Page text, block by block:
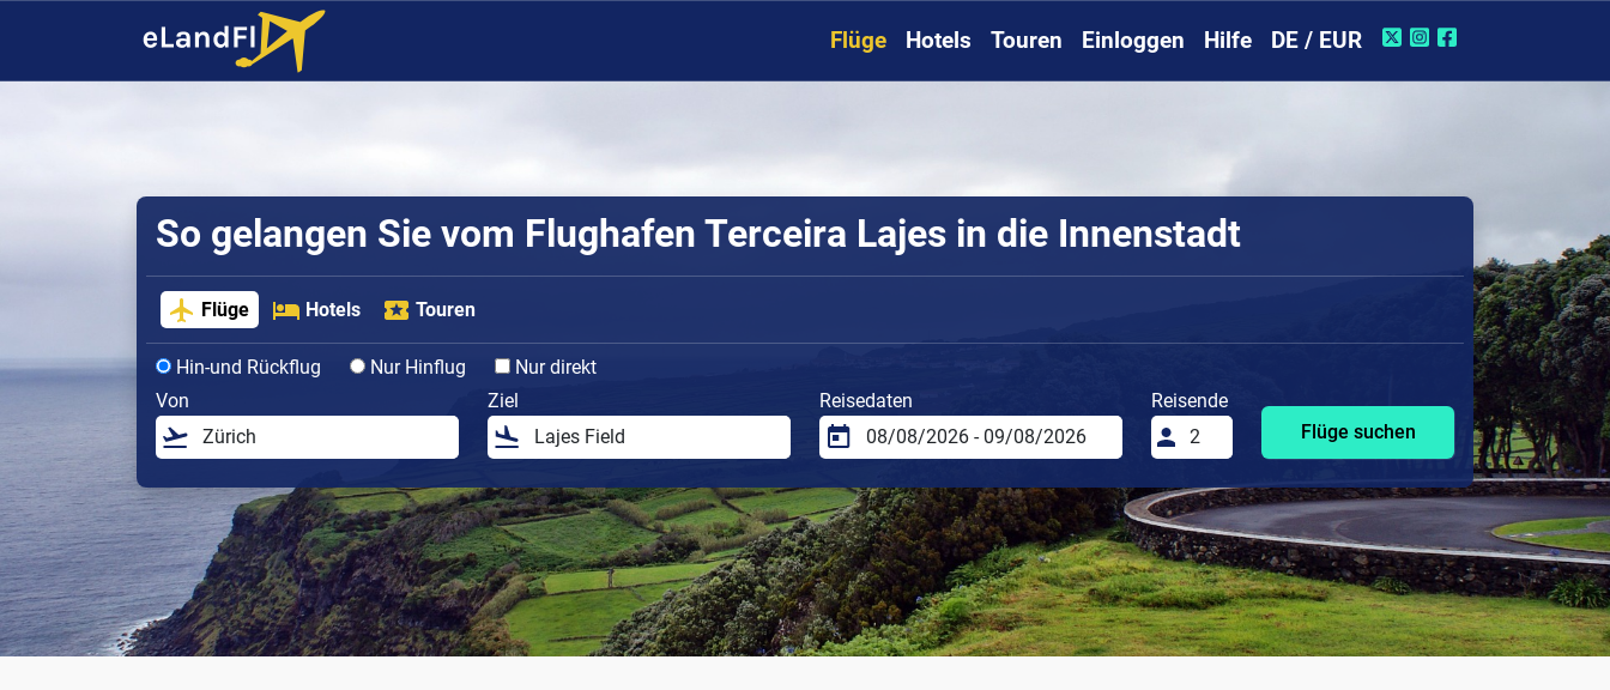
Flüge Hotels Touren Einloggen Hilfe DE / EUR
So gelangen Sie vom Flughafen Terceira Lajes in die Innenstadt
Flüge Hotels Touren
Hin-und Rückflug Nur Hinflug
Nur direkt
Von
Ziel Reisedaten
Reisende
Flüge suchen